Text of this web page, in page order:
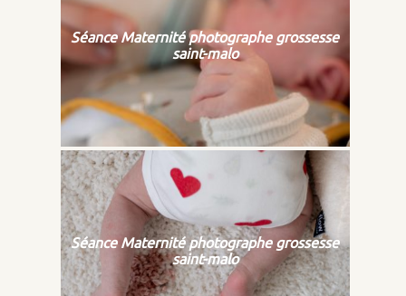
Séance Maternité photographe grossesse
saint-malo
Séance Maternité photographe grossesse
saint-malo